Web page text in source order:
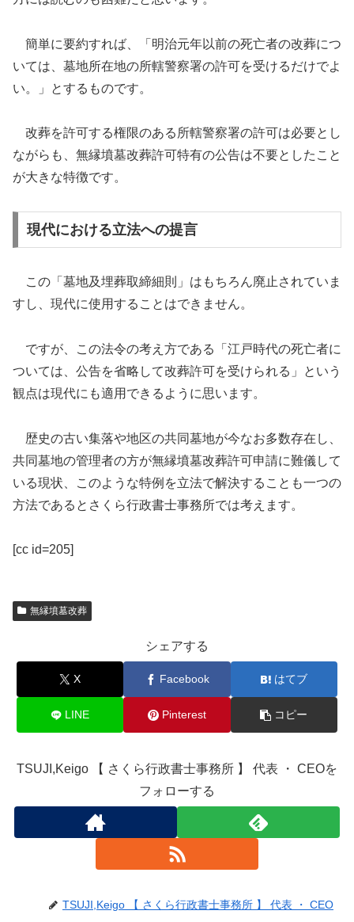
簡単に要約すれば、「明治元年以前の死亡者の改葬につ
いては、墓地所在地の所轄警察署の許可を受けるだけでよ
い。」とするものです。
改葬を許可する権限のある所轄警察署の許可は必要とし
ながらも、無縁墳墓改葬許可特有の公告は不要としたこと
が大きな特徴です。
現代における立法への提言
この「墓地及埋葬取締細則」はもちろん廃止されていま
すし、現代に使用することはできません。
ですが、この法令の考え方である「江戸時代の死亡者に
ついては、公告を省略して改葬許可を受けられる」という
観点は現代にも適用できるように思います。
歴史の古い集落や地区の共同墓地が今なお多数存在し、
共同墓地の管理者の方が無縁墳墓改葬許可申請に難儀して
いる現状、このような特例を立法で解決することも一つの
方法であるとさくら行政書士事務所では考えます。
[cc id=205]
無縁墳墓改葬
シェアする
X Facebook はてブ
LINE Pinterest コピー
TSUJI,Keigo 【 さくら行政書士事務所 】 代表 ・ CEOを
フォローする
TSUJI,Keigo 【 さくら行政書士事務所 】 代表 ・ CEO